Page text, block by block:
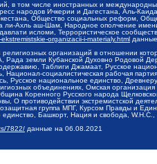
в том числе иностранных и
народов Ичкерии и Дагестана, Аль-
Общество социальных реформ,
ли-Ахль аш-Шам, Народное ополчение
исломи, Террористическое
organizacii-i-materialy.html
организаций в отношении
Рада земли Кубанской Духовно Родовой
Таблиги Джамаат, Русское
Национал-социалистическая рабочая
Русское национальное единство,
объединениях, Омская
Коренного Русского народа
О противодействии экстремистской
группа МПГ, Курсом Правды и
единство, Башкорт, Нация и свобода,
7822/ данные на 06.08.2021